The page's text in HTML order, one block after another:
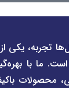
تجربه، یکی
ما با
محصولات